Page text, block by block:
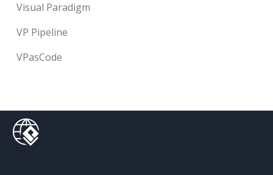
Visual Paradigm
VP Pipeline
VPasCode